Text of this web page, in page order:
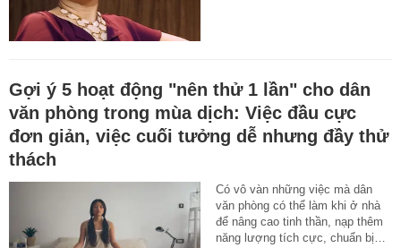
Gợi ý 5 hoạt động "nên thử 1 lần" cho dân
văn phòng trong mùa dịch: Việc đầu cực
đơn giản, việc cuối tưởng dễ nhưng đầy thử
thách
Có vô vàn những việc mà dân
văn phòng có thể làm khi ở nhà
để nâng cao tinh thần, nạp thêm
năng lượng tích cực, chuẩn bị…